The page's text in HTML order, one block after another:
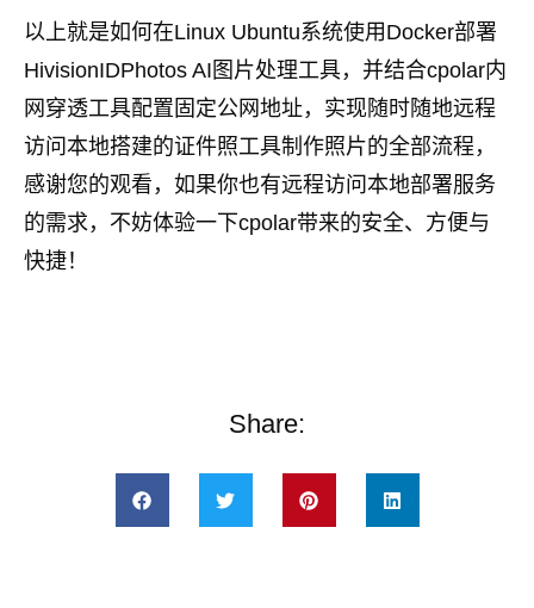
以上就是如何在Linux Ubuntu系统使用Docker部署
HivisionIDPhotos AI图片处理工具，并结合cpolar内
网穿透工具配置固定公网地址，实现随时随地远程
访问本地搭建的证件照工具制作照片的全部流程，
感谢您的观看，如果你也有远程访问本地部署服务
的需求，不妨体验一下cpolar带来的安全、方便与
快捷！
Share: